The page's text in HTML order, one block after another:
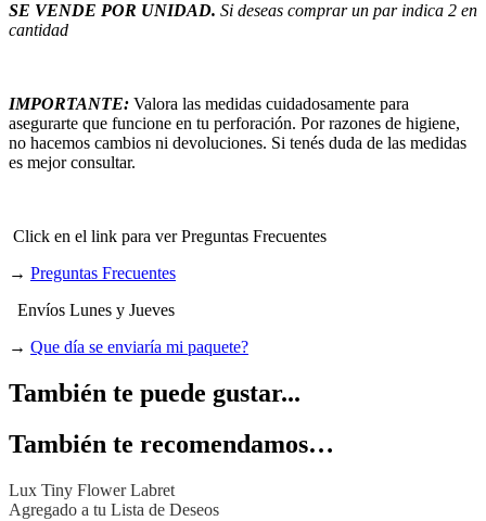
SE VENDE POR UNIDAD. Si deseas comprar un par indica 2 en
cantidad
IMPORTANTE: Valora las medidas cuidadosamente para
asegurarte que funcione en tu perforación. Por razones de higiene,
no hacemos cambios ni devoluciones. Si tenés duda de las medidas
es mejor consultar.
Click en el link para ver Preguntas Frecuentes
→ Preguntas Frecuentes
Envíos Lunes y Jueves
→ Que día se enviaría mi paquete?
También te puede gustar...
También te recomendamos…
Lux Tiny Flower Labret
Agregado a tu Lista de Deseos